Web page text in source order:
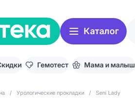
Каталог
Гемотест Мама и малыш
/ Урологические прокладки / Seni Lady